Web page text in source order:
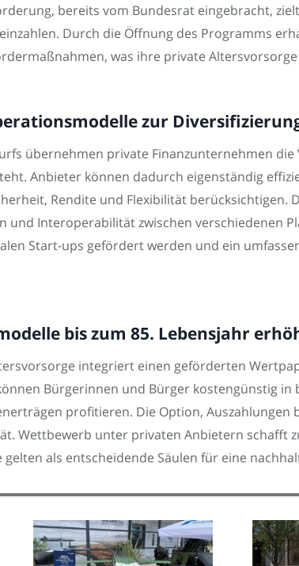
bereits vom Bundesrat eingebracht,
Durch die Öffnung des Programms
was ihre private
zur
übernehmen private Finanzunternehmen
Anbieter können dadurch eigenständig
Rendite und Flexibilität
und Interoperabilität zwischen verschiedenen
Start-ups gefördert werden und ein
bis zum 85. Lebensjahr
integriert einen geförderten
Bürgerinnen und Bürger kostengünstig
profitieren. Die Option,
Wettbewerb unter privaten Anbietern schafft
als entscheidende Säulen für eine